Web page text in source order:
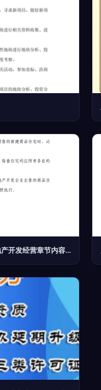
河北省商品住宅使用说明书 房地产开发经营章节内容补充